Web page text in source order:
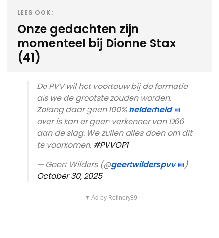
LEES OOK:
Onze gedachten zijn
momenteel bij Dionne Stax
(41)
De PVV wil het voortouw bij de formatie
als we de grootste zouden worden.
Zolang daar geen 100%helderheid
over is kan er geen verkenner van D66
aan de slag. We zullen alles doen om dit
te voorkomen. #PVVOP1
— Geert Wilders (@geertwilderspvv
)
October 30, 2025
▼ Ad by Refinery89